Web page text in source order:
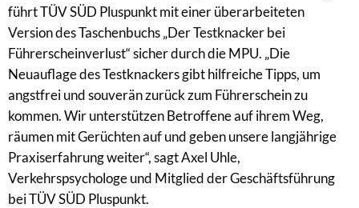
führt TÜV SÜD Pluspunkt mit einer überarbeiteten
Version des Taschenbuchs „Der Testknacker bei
Führerscheinverlust“ sicher durch die MPU. „Die
Neuauflage des Testknackers gibt hilfreiche Tipps, um
angstfrei und souverän zurück zum Führerschein zu
kommen. Wir unterstützen Betroffene auf ihrem Weg,
räumen mit Gerüchten auf und geben unsere langjährige
Praxiserfahrung weiter“, sagt Axel Uhle,
Verkehrspsychologe und Mitglied der Geschäftsführung
bei TÜV SÜD Pluspunkt.